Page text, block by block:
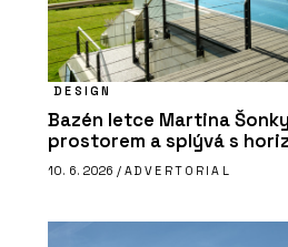
DESIGN
Bazén letce Martina
prostorem a splývá s
10. 6. 2026 / ADVERTORIAL